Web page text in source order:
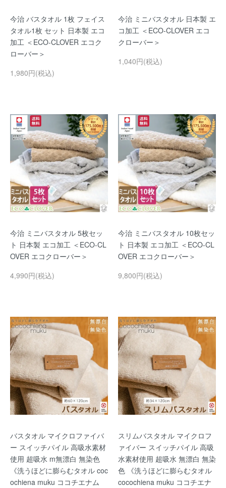
今治 バスタオル 1枚 フェイス
タオル1枚 セット 日本製 エコ
加工 ＜ECO-CLOVER エコク
ローバー＞
1,980円(税込)
今治 ミニバスタオル 日本製 エ
コ加工 ＜ECO-CLOVER エコ
クローバー＞
1,040円(税込)
今治 ミニバスタオル 5枚セッ
ト 日本製 エコ加工 ＜ECO-CL
OVER エコクローバー＞
4,990円(税込)
今治 ミニバスタオル 10枚セッ
ト 日本製 エコ加工 ＜ECO-CL
OVER エコクローバー＞
9,800円(税込)
バスタオル マイクロファイバ
ー スイッチパイル 高吸水素材
使用 超吸水 m無漂白 無染色
《洗うほどに膨らむタオル coc
ochiena muku ココチエナム
スリムバスタオル マイクロフ
ァイバー スイッチパイル 高吸
水素材使用 超吸水 無漂白 無染
色 《洗うほどに膨らむタオル
cocochiena muku ココチエナ